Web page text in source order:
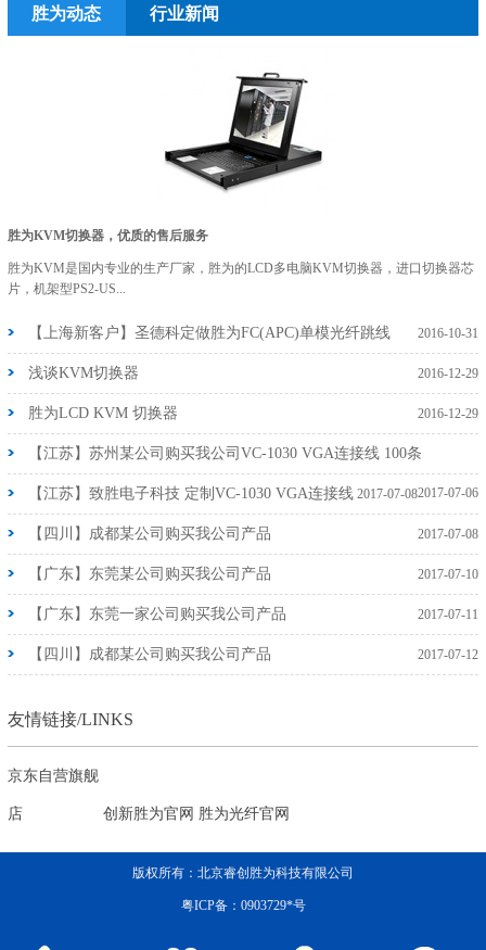
胜为动态 行业新闻
胜为KVM切换器，优质的售后服务
胜为KVM是国内专业的生产厂家，胜为的LCD多电脑KVM切换器，进口切换器芯
片，机架型PS2-US...
【上海新客户】圣德科定做胜为FC(APC)单模光纤跳线 2016-10-31
浅谈KVM切换器 2016-12-29
胜为LCD KVM 切换器 2016-12-29
【江苏】苏州某公司购买我公司VC-1030 VGA连接线 100条
2017-07-06
【江苏】致胜电子科技 定制VC-1030 VGA连接线 2017-07-08
【四川】成都某公司购买我公司产品 2017-07-08
【广东】东莞某公司购买我公司产品 2017-07-10
【广东】东莞一家公司购买我公司产品 2017-07-11
【四川】成都某公司购买我公司产品 2017-07-12
友情链接/LINKS
京东自营旗舰
店 创新胜为官网 胜为光纤官网
版权所有：北京睿创胜为科技有限公司
粤ICP备：0903729*号